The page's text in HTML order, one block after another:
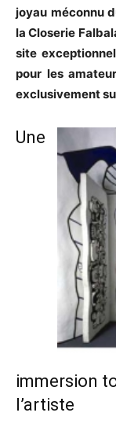
joyau méconnu
la Closerie
site
pour les
exclusivement
Une
immersion
l’artiste